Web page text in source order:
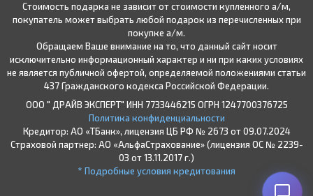
Стоимость подарка не зависит от стоимости купленного а/м,
покупатель может выбрать любой подарок из перечисленных при
покупке а/м.
Обращаем Ваше внимание на то, что данный сайт носит
исключительно информационный характер и ни при каких условиях
не является публичной офертой, определяемой положениями статьи
437 Гражданского кодекса Российской Федерации.
ООО " ДРАЙВ ЭКСПЕРТ" ИНН 7733446215 ОГРН 1247700376725
Политика конфиденциальности
Кредитор: АО «ТБанк», лицензия ЦБ РФ № 2673 от 09.07.2024
Страховой партнер: АО «АльфаСтрахование» (лицензия ОС № 2239-
03 от 13.11.2017 г.)
* Подробные условия кредитования